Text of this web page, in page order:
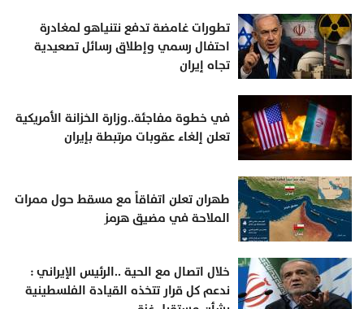
تطورات غامضة تدفع نتنياهو لمغادرة
احتفال رسمي وإطلاق رسائل تصعيدية
تجاه إيران
في خطوة مفاجئة..وزارة الخزانة الأمريكية
تعلن إلغاء عقوبات مرتبطة بإيران
طهران تعلن اتفاقاً مع مسقط حول ممرات
الملاحة في مضيق هرمز
خلال اتصال مع الحية ..الرئيس الإيراني :
ندعم كل قرار تتخذه القيادة الفلسطينية